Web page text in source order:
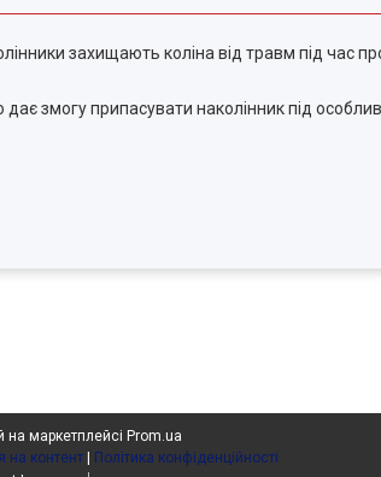
захищають коліна від травм під час
змогу припасувати наколінник під
на маркетплейсі Prom.ua
на контент
Політика конфіденційності